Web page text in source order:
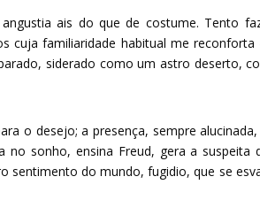
ais do que de costume. Tento
familiaridade habitual me reconforta
siderado como um astro deserto,
o desejo; a presença, sempre
no sonho, ensina Freud, gera a suspeita
sentimento do mundo, fugidio, que se